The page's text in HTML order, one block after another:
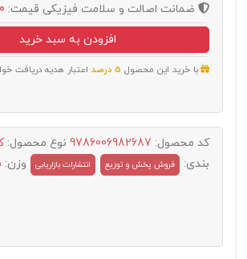
ضمانت اصالت و سلامت فیزیکی قیمت:
افزودن به سبد خرید
با خرید این محصول 5 درصد اعتبار هدیه دریافت
کد محصول: 9786006982687 نوع محصول:
بندی:
فروش پخش و توزيع انتشارات بازاریابی وزن: